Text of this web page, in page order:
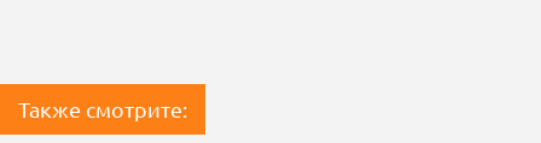
Также смотрите: